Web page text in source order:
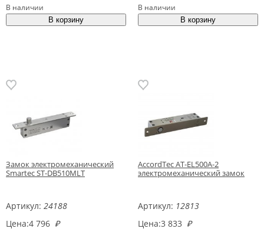
В наличии В наличии
Замок электромеханический
Smartec ST-DB510MLT
Артикул: 24188
Цена:4 796 ₽
AccordTec AT-EL500A-2
электромеханический замок
Артикул: 12813
Цена:3 833 ₽